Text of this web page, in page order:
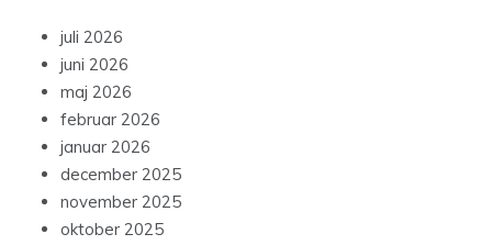
juli 2026
juni 2026
maj 2026
februar 2026
januar 2026
december 2025
november 2025
oktober 2025